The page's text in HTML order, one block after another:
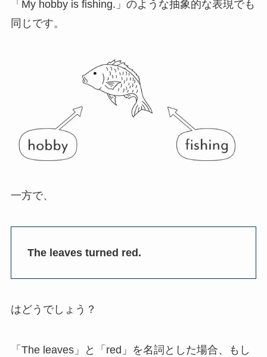
「My hobby is fishing.」のような抽象的な表現でも
同じです。
一方で、
The leaves turned red.
はどうでしょう？
「The leaves」と「red」を名詞とした場合、もし